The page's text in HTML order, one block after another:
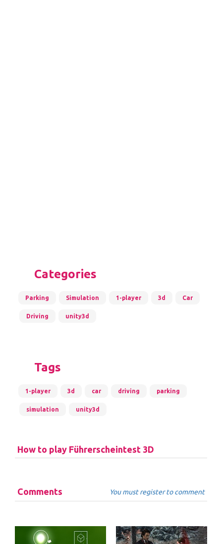
Categories
Parking Simulation 1-player 3d Car
Driving unity3d
Tags
1-player 3d car driving parking
simulation unity3d
How to play Führerscheintest 3D
Comments You must register to comment